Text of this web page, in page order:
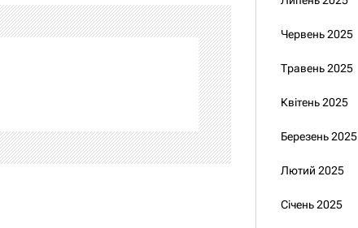
Червень 2025
Травень 2025
Квітень 2025
Березень 2025
Лютий 2025
Січень 2025